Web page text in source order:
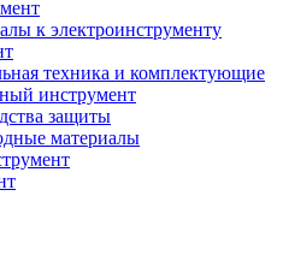
к электроинструменту
техника и комплектующие
инструмент
защиты
материалы